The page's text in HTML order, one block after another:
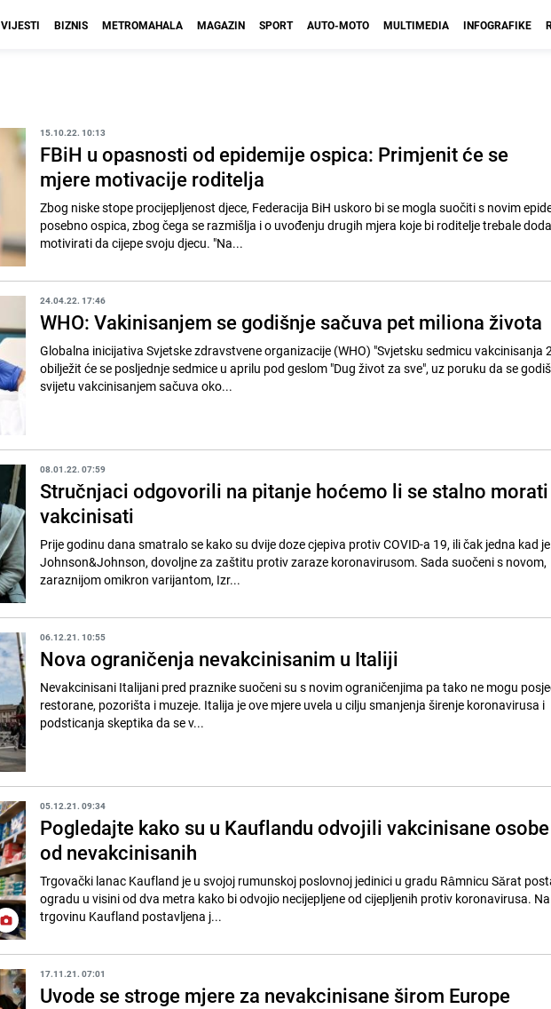
VIJESTI BIZNIS METROMAHALA MAGAZIN SPORT AUTO-MOTO MULTIMEDIA INFOGRAFIKE
15.10.22. 10:13
FBiH u opasnosti od epidemije ospica: Primjenit će se
mjere motivacije roditelja
Zbog niske stope procijepljenost djece, Federacija BiH uskoro bi se mogla suočiti s novim
posebno ospica, zbog čega se razmišlja i o uvođenju drugih mjera koje bi roditelje trebale
motivirati da cijepe svoju djecu. "Na...
24.04.22. 17:46
WHO: Vakinisanjem se godišnje sačuva pet miliona života
Globalna inicijativa Svjetske zdravstvene organizacije (WHO) "Svjetsku sedmicu vakcinisanja
obilježit će se posljednje sedmice u aprilu pod geslom "Dug život za sve", uz poruku da se
svijetu vakcinisanjem sačuva oko...
08.01.22. 07:59
Stručnjaci odgovorili na pitanje hoćemo li se stalno morati
vakcinisati
Prije godinu dana smatralo se kako su dvije doze cjepiva protiv COVID-a 19, ili čak jedna kad
Johnson&Johnson, dovoljne za zaštitu protiv zaraze koronavirusom. Sada suočeni s novom,
zaraznijom omikron varijantom, Izr...
06.12.21. 10:55
Nova ograničenja nevakcinisanim u Italiji
Nevakcinisani Italijani pred praznike suočeni su s novim ograničenjima pa tako ne mogu
restorane, pozorišta i muzeje. Italija je ove mjere uvela u cilju smanjenja širenje koronavirusa i
podsticanja skeptika da se v...
05.12.21. 09:34
Pogledajte kako su u Kauflandu odvojili vakcinisane osobe
od nevakcinisanih
Trgovački lanac Kaufland je u svojoj rumunskoj poslovnoj jedinici u gradu Râmnicu Sărat
ogradu u visini od dva metra kako bi odvojio necijepljene od cijepljenih protiv koronavirusa.
trgovinu Kaufland postavljena j...
17.11.21. 07:01
Uvode se stroge mjere za nevakcinisane širom Europe